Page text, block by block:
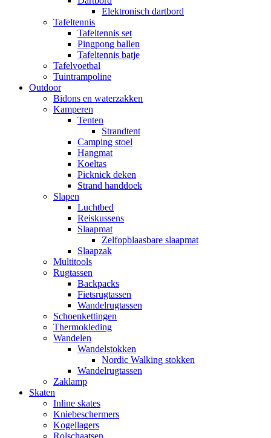
Elektronisch dartbord
Tafeltennis
Tafeltennis set
Pingpong ballen
Tafeltennis batje
Tafelvoetbal
Tuintrampoline
Outdoor
Bidons en waterzakken
Kamperen
Tenten
Strandtent
Camping stoel
Hangmat
Koeltas
Picknick deken
Strand handdoek
Slapen
Luchtbed
Reiskussens
Slaapmat
Zelfopblaasbare slaapmat
Slaapzak
Multitools
Rugtassen
Backpacks
Fietsrugtassen
Wandelrugtassen
Schoenkettingen
Thermokleding
Wandelen
Wandelstokken
Nordic Walking stokken
Wandelrugtassen
Zaklamp
Skaten
Inline skates
Kniebeschermers
Kogellagers
Rolschaatsen